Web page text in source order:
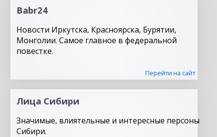
Babr24
Новости Иркутска, Красноярска, Бурятии,
Монголии. Самое главное в федеральной
повестке.
Перейти на сайт
Лица Сибири
Значимые, влиятельные и интересные персоны
Сибири.